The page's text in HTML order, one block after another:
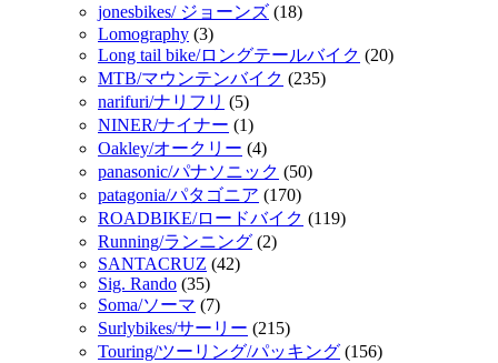
jonesbikes/ ジョーンズ (18)
Lomography (3)
Long tail bike/ロングテールバイク (20)
MTB/マウンテンバイク (235)
narifuri/ナリフリ (5)
NINER/ナイナー (1)
Oakley/オークリー (4)
panasonic/パナソニック (50)
patagonia/パタゴニア (170)
ROADBIKE/ロードバイク (119)
Running/ランニング (2)
SANTACRUZ (42)
Sig. Rando (35)
Soma/ソーマ (7)
Surlybikes/サーリー (215)
Touring/ツーリング/パッキング (156)